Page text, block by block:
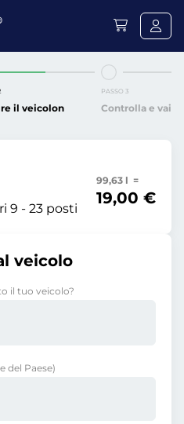
il veicolon
PASSO 3
Controlla e vai
9 - 23 posti
99,63 l =
19,00 €
veicolo
il tuo veicolo?
del Paese)